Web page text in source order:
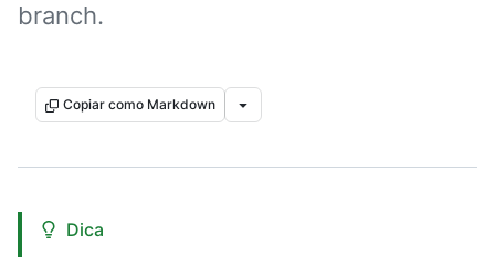
branch.
Copiar como Markdown
Dica